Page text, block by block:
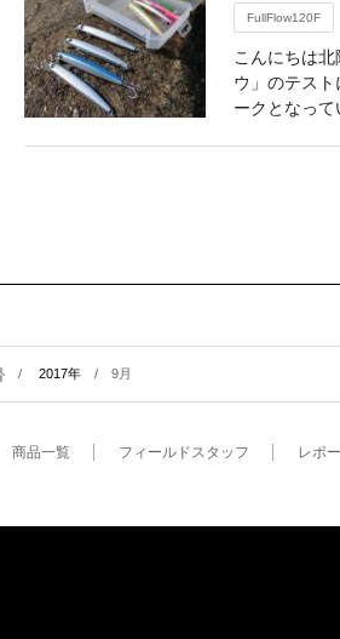
FullFlow120F
こんにちは
ウ」のテス
ークとなって
2017年 /9月
商品一覧 フィールドスタッフ レポ